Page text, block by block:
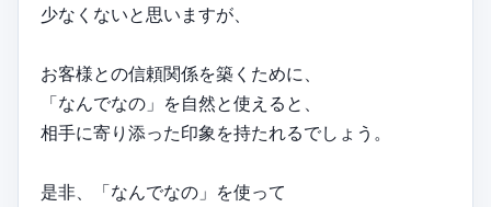
少なくないと思いますが、
お客様との信頼関係を築くために、
「なんでなの」を自然と使えると、
相手に寄り添った印象を持たれるでしょう。
是非、「なんでなの」を使って